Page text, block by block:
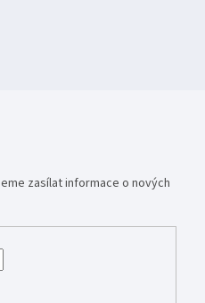
zasílat informace o nových